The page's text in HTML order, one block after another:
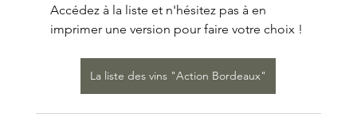
Accédez à la liste et n'hésitez pas à en
imprimer une version pour faire votre choix !
La liste des vins "Action Bordeaux"